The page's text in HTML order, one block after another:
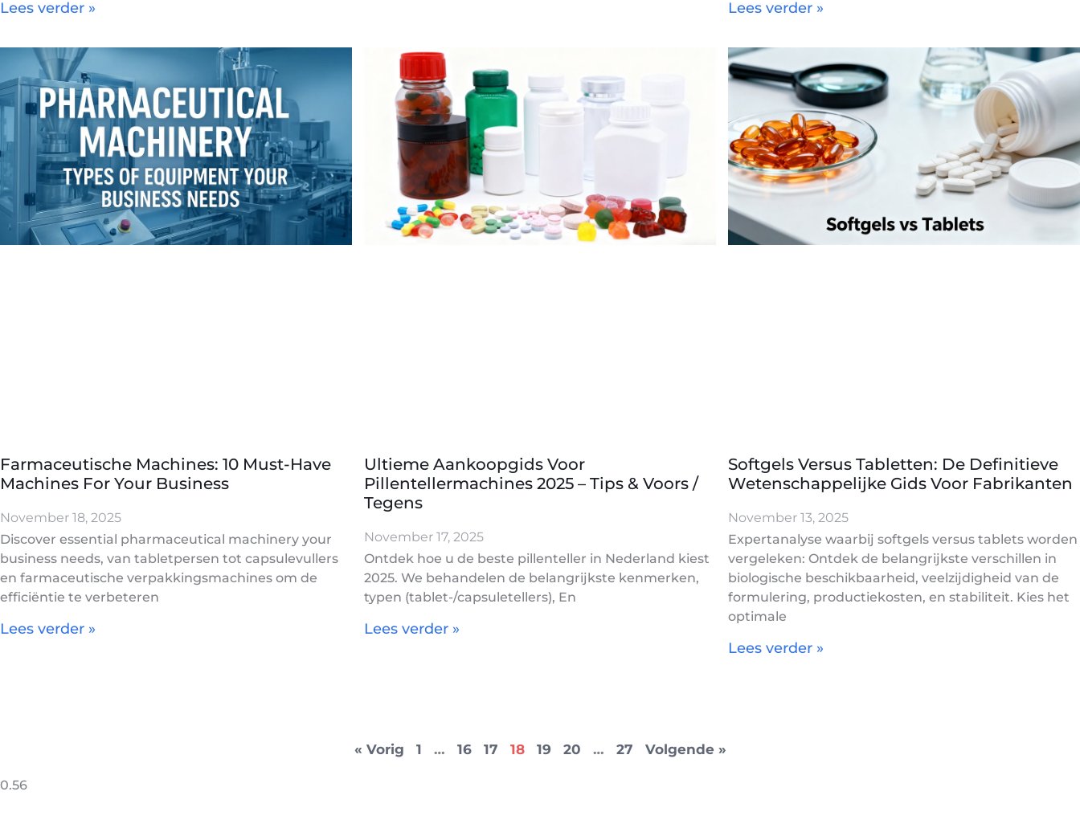
Lees verder » Lees verder »
Farmaceutische Machines: 10 Must-Have
Machines For Your Business
November 18, 2025
Discover essential pharmaceutical machinery your
business needs, van tabletpersen tot capsulevullers
en farmaceutische verpakkingsmachines om de
efficiëntie te verbeteren
Lees verder »
Ultieme Aankoopgids Voor
Pillentellermachines 2025 – Tips & Voors /
Tegens
November 17, 2025
Ontdek hoe u de beste pillenteller in Nederland kiest
2025. We behandelen de belangrijkste kenmerken,
typen (tablet-/capsuletellers), En
Lees verder »
Softgels Versus Tabletten: De Definitieve
Wetenschappelijke Gids Voor Fabrikanten
November 13, 2025
Expertanalyse waarbij softgels versus tablets worden
vergeleken: Ontdek de belangrijkste verschillen in
biologische beschikbaarheid, veelzijdigheid van de
formulering, productiekosten, en stabiliteit. Kies het
optimale
Lees verder »
« Vorig 1 … 16 17 18 19 20 … 27 Volgende »